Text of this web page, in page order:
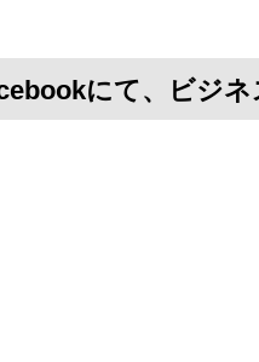
にて、ビジ